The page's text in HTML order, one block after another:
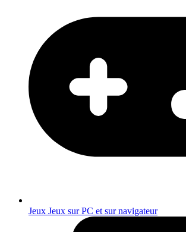
Jeux Jeux sur PC et sur navigateur